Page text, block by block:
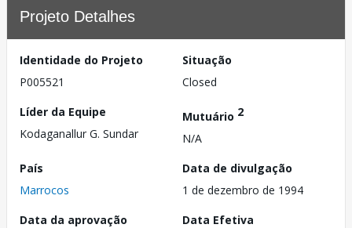
Projeto Detalhes
Identidade do Projeto
P005521
Situação
Closed
Líder da Equipe
Kodaganallur G. Sundar
Mutuário 2
N/A
País
Marrocos
Data de divulgação
1 de dezembro de 1994
Data da aprovação
Data Efetiva